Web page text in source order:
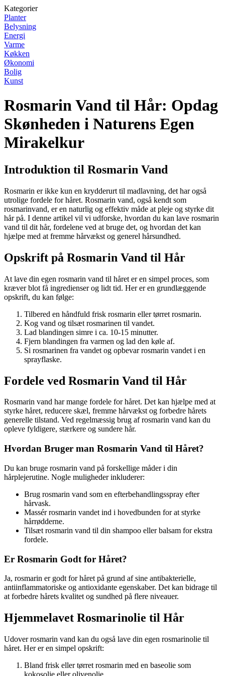
Kategorier
Planter
Belysning
Energi
Varme
Køkken
Økonomi
Bolig
Kunst
Rosmarin Vand til Hår: Opdag
Skønheden i Naturens Egen
Mirakelkur
Introduktion til Rosmarin Vand
Rosmarin er ikke kun en krydderurt til madlavning, det har også
utrolige fordele for håret. Rosmarin vand, også kendt som
rosmarinvand, er en naturlig og effektiv måde at pleje og styrke dit
hår på. I denne artikel vil vi udforske, hvordan du kan lave rosmarin
vand til dit hår, fordelene ved at bruge det, og hvordan det kan
hjælpe med at fremme hårvækst og generel hårsundhed.
Opskrift på Rosmarin Vand til Hår
At lave din egen rosmarin vand til håret er en simpel proces, som
kræver blot få ingredienser og lidt tid. Her er en grundlæggende
opskrift, du kan følge:
Tilbered en håndfuld frisk rosmarin eller tørret rosmarin.
Kog vand og tilsæt rosmarinen til vandet.
Lad blandingen simre i ca. 10-15 minutter.
Fjern blandingen fra varmen og lad den køle af.
Si rosmarinen fra vandet og opbevar rosmarin vandet i en
sprayflaske.
Fordele ved Rosmarin Vand til Hår
Rosmarin vand har mange fordele for håret. Det kan hjælpe med at
styrke håret, reducere skæl, fremme hårvækst og forbedre hårets
generelle tilstand. Ved regelmæssig brug af rosmarin vand kan du
opleve fyldigere, stærkere og sundere hår.
Hvordan Bruger man Rosmarin Vand til Håret?
Du kan bruge rosmarin vand på forskellige måder i din
hårplejerutine. Nogle muligheder inkluderer:
Brug rosmarin vand som en efterbehandlingsspray efter
hårvask.
Massér rosmarin vandet ind i hovedbunden for at styrke
hårrødderne.
Tilsæt rosmarin vand til din shampoo eller balsam for ekstra
fordele.
Er Rosmarin Godt for Håret?
Ja, rosmarin er godt for håret på grund af sine antibakterielle,
antiinflammatoriske og antioxidante egenskaber. Det kan bidrage til
at forbedre hårets kvalitet og sundhed på flere niveauer.
Hjemmelavet Rosmarinolie til Hår
Udover rosmarin vand kan du også lave din egen rosmarinolie til
håret. Her er en simpel opskrift:
Bland frisk eller tørret rosmarin med en baseolie som
kokosolie eller olivenolie.